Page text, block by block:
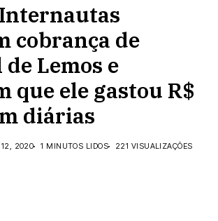
cobrança de
Lemos e
que ele gastou R$
diárias
12, 2020 1 MINUTOS LIDOS 221 VISUALIZAÇÕES